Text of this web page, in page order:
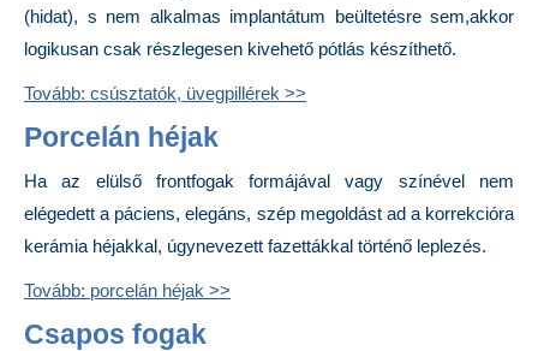
(hidat), s nem alkalmas implantátum beültetésre sem,akkor
logikusan csak részlegesen kivehető pótlás készíthető.
Tovább: csúsztatók, üvegpillérek >>
Porcelán héjak
Ha az elülső frontfogak formájával vagy színével nem
elégedett a páciens, elegáns, szép megoldást ad a korrekcióra
kerámia héjakkal, úgynevezett fazettákkal történő leplezés.
Tovább: porcelán héjak >>
Csapos fogak